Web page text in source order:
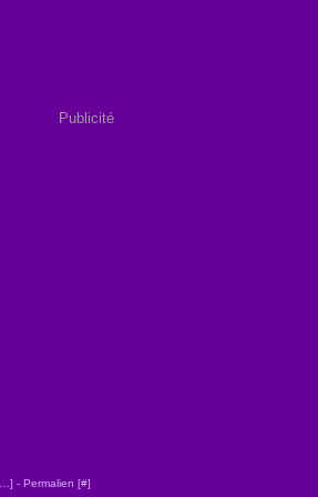
Publicité
] - Permalien [#]